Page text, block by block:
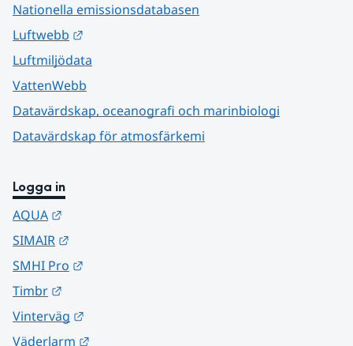
Nationella emissionsdatabasen
Luftwebb
Luftmiljödata
VattenWebb
Datavärdskap, oceanografi och marinbiologi
Datavärdskap för atmosfärkemi
Logga in
AQUA
SIMAIR
SMHI Pro
Timbr
Vinterväg
Väderlarm